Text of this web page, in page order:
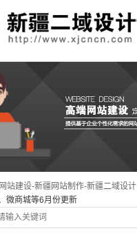
站建设-新疆网站制作-新疆二域设计
微商城等6月份更新